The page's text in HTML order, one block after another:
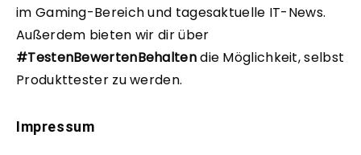
im Gaming-Bereich und tagesaktuelle IT-News.
Außerdem bieten wir dir über
#TestenBewertenBehaltendie Möglichkeit, selbst
Produkttester zu werden.
Impressum